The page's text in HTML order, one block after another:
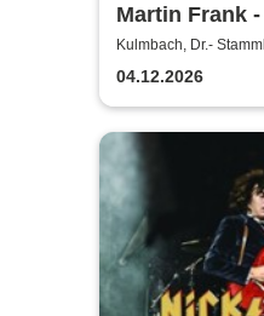
Martin Frank
Allegro Süd
Kulmbach, Dr.-
04.12.2026